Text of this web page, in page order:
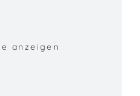
anzeigen